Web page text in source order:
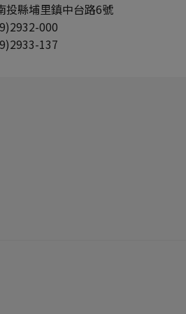
投縣埔里鎮中台路6號
000
137